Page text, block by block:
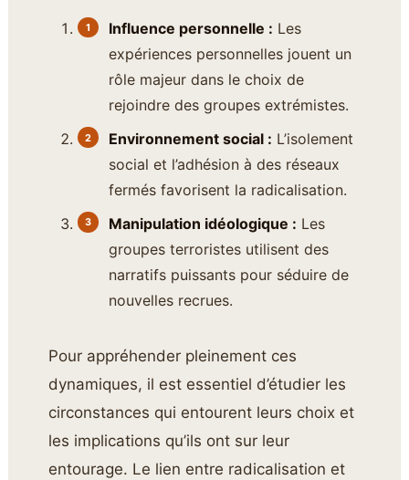
Influence personnelle : Les
expériences personnelles jouent un
rôle majeur dans le choix de
rejoindre des groupes extrémistes.
Environnement social : L’isolement
social et l’adhésion à des réseaux
fermés favorisent la radicalisation.
Manipulation idéologique : Les
groupes terroristes utilisent des
narratifs puissants pour séduire de
nouvelles recrues.
Pour appréhender pleinement ces
dynamiques, il est essentiel d’étudier les
circonstances qui entourent leurs choix et
les implications qu’ils ont sur leur
entourage. Le lien entre radicalisation et